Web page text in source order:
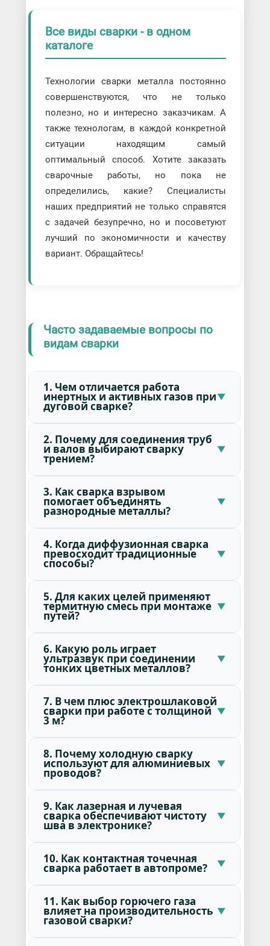
Все виды сварки - в одном
каталоге
Технологии сварки металла постоянно
совершенствуются, что не только
полезно, но и интересно заказчикам. А
также технологам, в каждой конкретной
ситуации находящим самый
оптимальный способ. Хотите заказать
сварочные работы, но пока не
определились, какие? Специалисты
наших предприятий не только справятся
с задачей безупречно, но и посоветуют
лучший по экономичности и качеству
вариант. Обращайтесь!
Часто задаваемые вопросы по
видам сварки
1. Чем отличается работа
инертных и активных газов при
дуговой сварке?
2. Почему для соединения труб
и валов выбирают сварку
трением?
3. Как сварка взрывом
помогает объединять
разнородные металлы?
4. Когда диффузионная сварка
превосходит традиционные
способы?
5. Для каких целей применяют
термитную смесь при монтаже
путей?
6. Какую роль играет
ультразвук при соединении
тонких цветных металлов?
7. В чем плюс электрошлаковой
сварки при работе с толщиной
3 м?
8. Почему холодную сварку
используют для алюминиевых
проводов?
9. Как лазерная и лучевая
сварка обеспечивают чистоту
шва в электронике?
10. Как контактная точечная
сварка работает в автопроме?
11. Как выбор горючего газа
влияет на производительность
газовой сварки?